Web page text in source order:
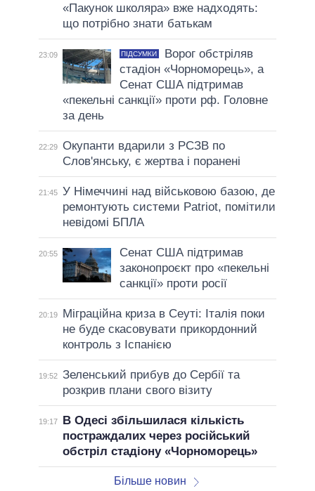
«Пакунок школяра» вже надходять:
що потрібно знати батькам
23:09 ПІДСУМКИ
Ворог обстріляв
стадіон «Чорноморець», а
Сенат США підтримав
«пекельні санкції» проти рф. Головне
за день
22:29 Окупанти вдарили з РСЗВ по
Слов'янську, є жертва і поранені
21:45 У Німеччині над військовою базою, де
ремонтують системи Patriot, помітили
невідомі БПЛА
20:55
Сенат США підтримав
законопроєкт про «пекельні
санкції» проти росії
20:19
Міграційна криза в Сеуті: Італія поки
не буде скасовувати прикордонний
контроль з Іспанією
19:52 Зеленський прибув до Сербії та
розкрив плани свого візиту
19:17
В Одесі збільшилася кількість
постраждалих через російський
обстріл стадіону «Чорноморець»
Більше новин